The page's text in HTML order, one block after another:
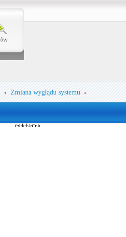
Zmiana wyglądu systemu